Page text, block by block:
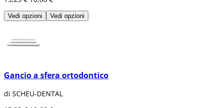
Vedi opzioni Vedi opzioni
Gancio a sfera ortodontico
di SCHEU-DENTAL